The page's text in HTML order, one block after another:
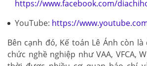
https://www.facebook.com/
YouTube: https://
Bên cạnh đó, Kế toán Lê Ánh còn
chức nghề nghiệp như VAA, VFCA,